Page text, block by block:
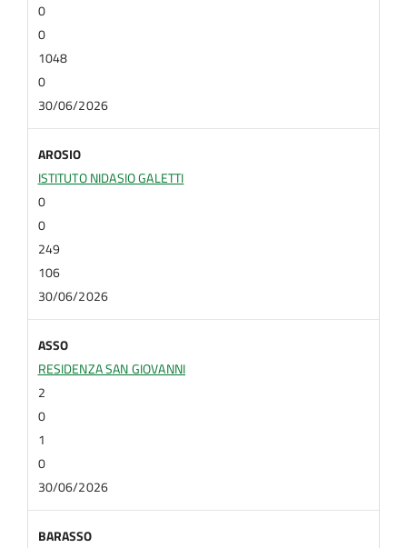
0
0
1048
0
30/06/2026
AROSIO
ISTITUTO NIDASIO GALETTI
0
0
249
106
30/06/2026
ASSO
RESIDENZA SAN GIOVANNI
2
0
1
0
30/06/2026
BARASSO